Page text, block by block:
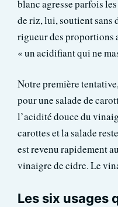
blanc agresse parfois
de riz, lui, soutient sans
rigueur des proportions
« un acidifiant qui ne
Notre première
pour une salade de
l’acidité douce du
carottes et la salade
est revenu rapidement
vinaigre de cidre. Le
Les six usages